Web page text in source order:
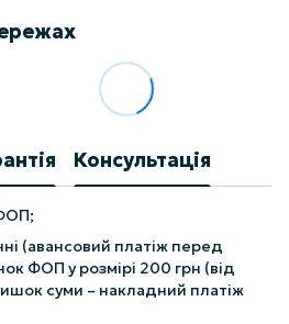
Консультація
(авансовий платіж перед
ФОП у розмірі 200 грн (від
суми – накладний платіж